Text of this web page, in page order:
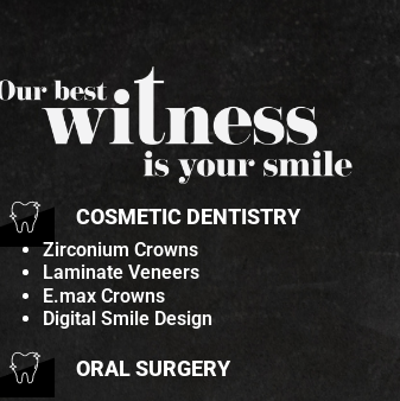
COSMETIC DENTISTRY
Zirconium Crowns
Laminate Veneers
E.max Crowns
Digital Smile Design
ORAL SURGERY